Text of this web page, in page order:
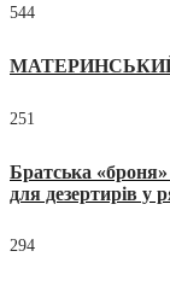
544
251
Братська
для дезертирів у
294